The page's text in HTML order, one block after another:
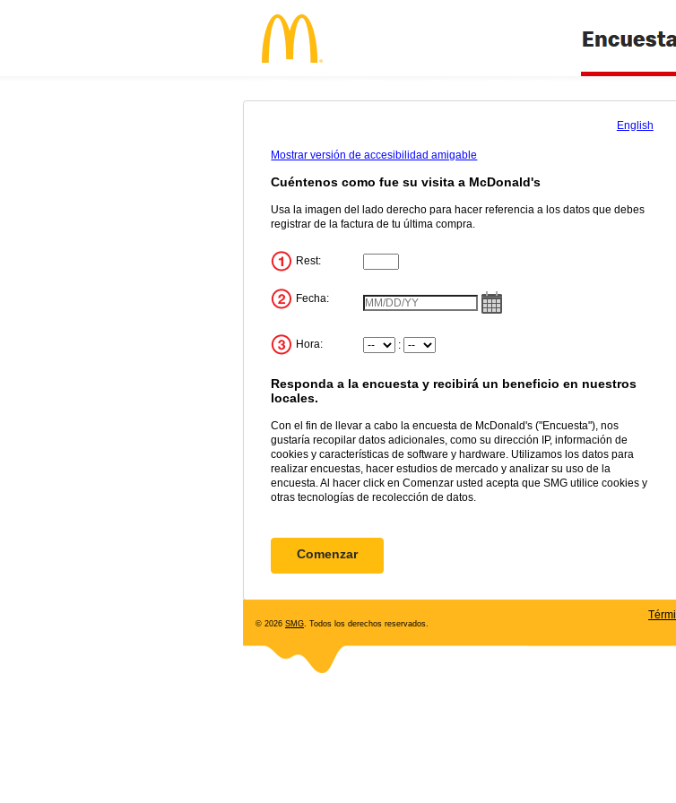
English
Mostrar versión de accesibilidad amigable
Cuéntenos como fue su visita a McDonald's
Usa la imagen del lado derecho para hacer referencia a los datos que debes
registrar de la factura de tu última compra.
Rest:
Fecha: VisitDate
Hora: Hora
:
Responda a la encuesta y recibirá un beneficio en nuestros
locales.
Con el fin de llevar a cabo la encuesta de McDonald's ("Encuesta"), nos
gustaría recopilar datos adicionales, como su dirección IP, información de
cookies y características de software y hardware. Utilizamos los datos para
realizar encuestas, hacer estudios de mercado y analizar su uso de la
encuesta. Al hacer click en Comenzar usted acepta que SMG utilice cookies y
otras tecnologías de recolección de datos.
© 2026 SMG . Todos los derechos reservados.